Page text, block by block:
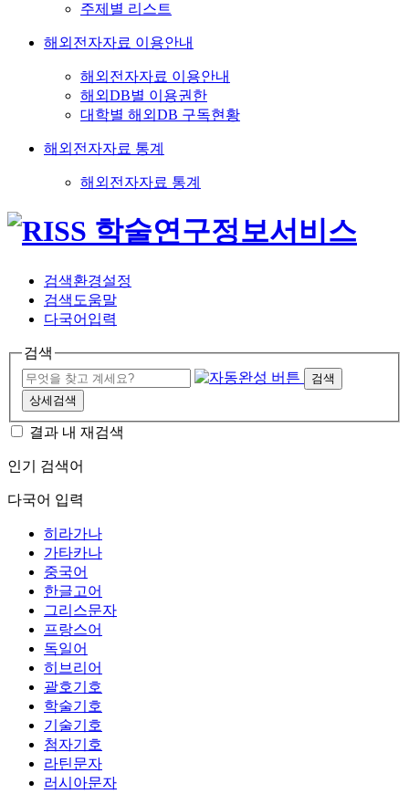
주제별 리스트
해외전자자료 이용안내
해외전자자료 이용안내
해외DB별 이용권한
대학별 해외DB 구독현황
해외전자자료 통계
해외전자자료 통계
검색환경설정
검색도움말
다국어입력
검색
검색
상세검색
결과 내 재검색
인기 검색어
다국어 입력
히라가나
가타카나
중국어
한글고어
그리스문자
프랑스어
독일어
히브리어
괄호기호
학술기호
기술기호
첨자기호
라틴문자
러시아문자